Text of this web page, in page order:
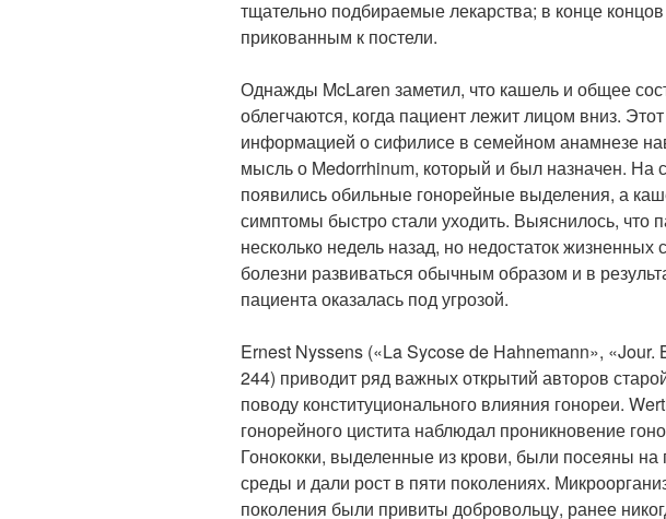
тщательно подбираемые лекарства; в конце
прикованным к постели.
Однажды McLaren заметил, что кашель и общее
облегчаются, когда пациент лежит лицом вниз.
информацией о сифилисе в семейном анамнезе
мысль о Medorrhinum, который и был назначен. На
появились обильные гонорейные выделения, а
симптомы быстро стали уходить. Выяснилось, что
несколько недель назад, но недостаток жизненных
болезни развиваться обычным образом и в
пациента оказалась под угрозой.
Ernest Nyssens («La Sycose de Hahnemann», «Jour.
244) приводит ряд важных открытий авторов
поводу конституционального влияния гонореи.
гонорейного цистита наблюдал проникновение
Гонококки, выделенные из крови, были посеяны на
среды и дали рост в пяти поколениях.
поколения были привиты добровольцу, ранее